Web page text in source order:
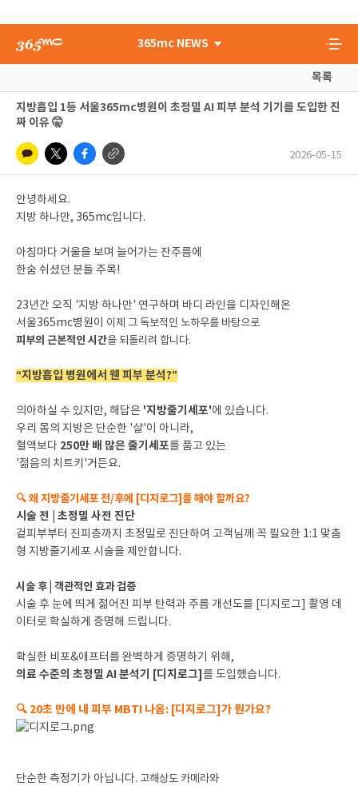
365mc NEWS
목록
지방흡입 1등 서울365mc병원이 초정밀 AI 피부 분석 기기를 도입한 진
짜 이유 🤫
2026-05-15
안녕하세요.
지방 하나만, 365mc입니다.
아침마다 거울을 보며 늘어가는 잔주름에
한숨 쉬셨던 분들 주목!
23년간 오직 '지방 하나만' 연구하며 바디 라인을 디자인해온
서울365mc병원이 이제 그 독보적인 노하우를 바탕으로
피부의 근본적인 시간을 되돌리려 합니다.
“지방흡입 병원에서 웬 피부 분석?”
의아하실 수 있지만, 해답은 '지방줄기세포'에 있습니다.
우리 몸의 지방은 단순한 '살'이 아니라,
혈액보다 250만 배 많은 줄기세포를 품고 있는
'젊음의 치트키'거든요.
🔍 왜 지방줄기세포 전/후에 [디지로그]를 해야 할까요?
시술 전 | 초정밀 사전 진단
겉피부부터 진피층까지 초정밀로 진단하여 고객님께 꼭 필요한 1:1 맞춤
형 지방줄기세포 시술을 제안합니다.
시술 후 | 객관적인 효과 검증
시술 후 눈에 띄게 젊어진 피부 탄력과 주름 개선도를 [디지로그] 촬영 데
이터로 확실하게 증명해 드립니다.
확실한 비포&애프터를 완벽하게 증명하기 위해,
의료 수준의 초정밀 AI 분석기 [디지로그] 를 도입했습니다.
🔍 20초 만에 내 피부 MBTI 나옴: [디지로그]가 뭔가요?
단순한 측정기가 아닙니다. 고해상도 카메라와